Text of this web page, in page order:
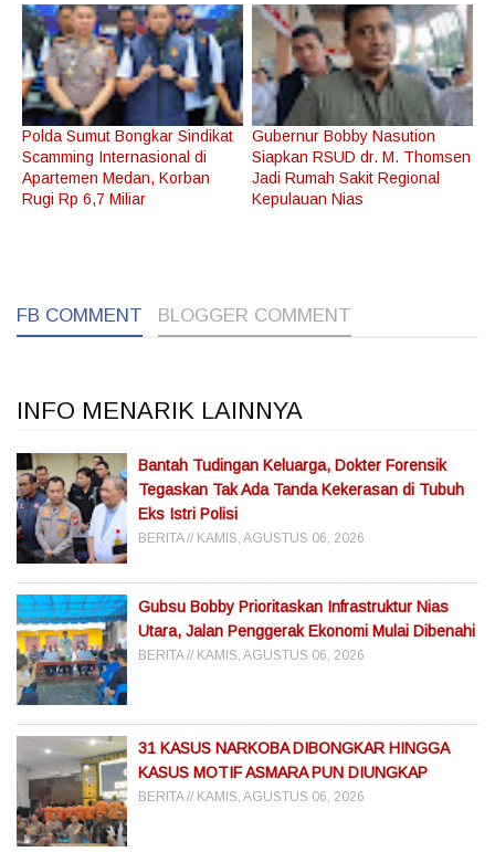
Polda Sumut Bongkar Sindikat
Scamming Internasional di
Apartemen Medan, Korban
Rugi Rp 6,7 Miliar
Gubernur Bobby Nasution
Siapkan RSUD dr. M. Thomsen
Jadi Rumah Sakit Regional
Kepulauan Nias
FB COMMENT BLOGGER COMMENT
INFO MENARIK LAINNYA
Bantah Tudingan Keluarga, Dokter Forensik
Tegaskan Tak Ada Tanda Kekerasan di Tubuh
Eks Istri Polisi
BERITA KAMIS, AGUSTUS 06, 2026
Gubsu Bobby Prioritaskan Infrastruktur Nias
Utara, Jalan Penggerak Ekonomi Mulai Dibenahi
BERITA KAMIS, AGUSTUS 06, 2026
31 KASUS NARKOBA DIBONGKAR HINGGA
KASUS MOTIF ASMARA PUN DIUNGKAP
BERITA KAMIS, AGUSTUS 06, 2026